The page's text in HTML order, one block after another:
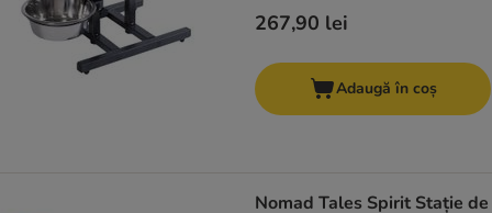
267,90 lei
Adaugă în coș
Nomad Tales Spirit Stație de